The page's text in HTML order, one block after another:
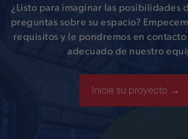
¿Listo para imaginar las posibilidades
preguntas sobre su espacio?
requisitos y le pondremos en
adecuado de nuestro
Inicie su proyecto →